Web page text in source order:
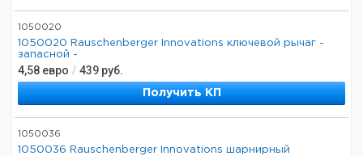
1050020
1050020 Rauschenberger Innovations ключевой рычаг -
запасной -
4,58 евро / 439 руб.
Получить КП
1050036
1050036 Rauschenberger Innovations шарнирный